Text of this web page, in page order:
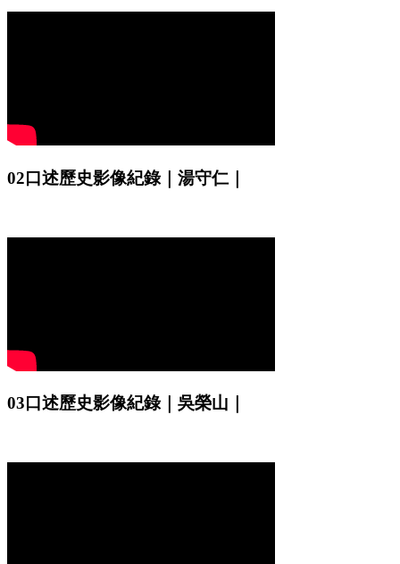
02口述歷史影像紀錄｜湯守仁｜
03口述歷史影像紀錄｜吳榮山｜